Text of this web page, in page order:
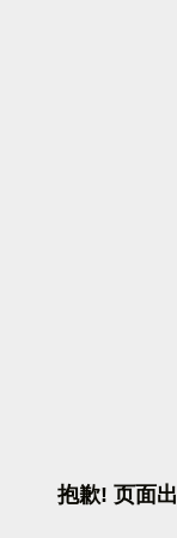
抱歉! 页面出